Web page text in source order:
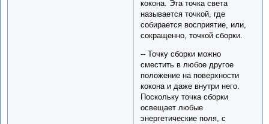
кокона. Эта точка света
называется точкой, где
собирается восприятие, или,
сокращенно, точкой сборки.
-- Точку сборки можно
сместить в любое другое
положение на поверхности
кокона и даже внутри него.
Поскольку точка сборки
освещает любые
энергетические поля, с